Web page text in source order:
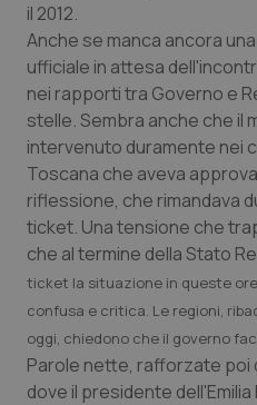
Provincia Autonoma
Puglia
Sardegna
Sicilia
Toscana
Umbria
Valle D’Aosta
Ipertensione &
Malattie rare
Malattia di Crohn &
Neuroscienze &
Obesità
Oftalmologia
Oncodermatologia
il 2012.
Anche se manca ancora
ufficiale in attesa
nei rapporti tra Governo e
stelle. Sembra anche che il
intervenuto duramente nei
Toscana che aveva
riflessione, che rimandava
ticket. Una tensione che
che al termine della Stato
ticket la situazione in queste
confusa e critica. Le regioni,
oggi, chiedono che il governo
Parole nette, rafforzate poi
dove il presidente dell'Emilia